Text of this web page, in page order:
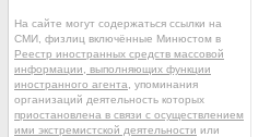
На сайте могут содержаться ссылки на
СМИ, физлиц включённые Минюстом в
Реестр иностранных средств массовой
информации, выполняющих функции
иностранного агента , упоминания
организаций деятельность которых
приостановлена в связи с осуществлением
ими экстремистской деятельности или